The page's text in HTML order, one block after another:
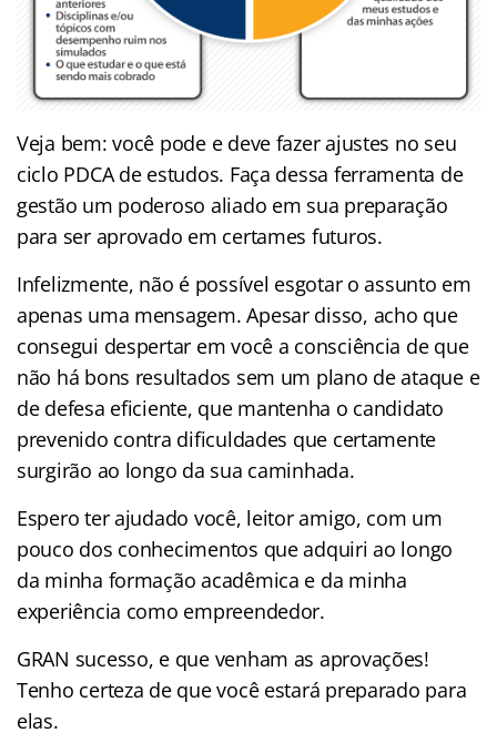
Veja bem: você pode e deve fazer ajustes no seu
ciclo PDCA de estudos. Faça dessa ferramenta de
gestão um poderoso aliado em sua preparação
para ser aprovado em certames futuros.
Infelizmente, não é possível esgotar o assunto em
apenas uma mensagem. Apesar disso, acho que
consegui despertar em você a consciência de que
não há bons resultados sem um plano de ataque e
de defesa eficiente, que mantenha o candidato
prevenido contra dificuldades que certamente
surgirão ao longo da sua caminhada.
Espero ter ajudado você, leitor amigo, com um
pouco dos conhecimentos que adquiri ao longo
da minha formação acadêmica e da minha
experiência como empreendedor.
GRAN sucesso, e que venham as aprovações!
Tenho certeza de que você estará preparado para
elas.